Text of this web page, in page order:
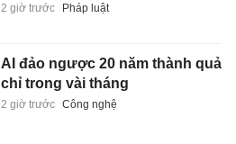
2 giờ trước Pháp luật
AI đảo ngược 20 năm thành quả
chỉ trong vài tháng
2 giờ trước Công nghệ